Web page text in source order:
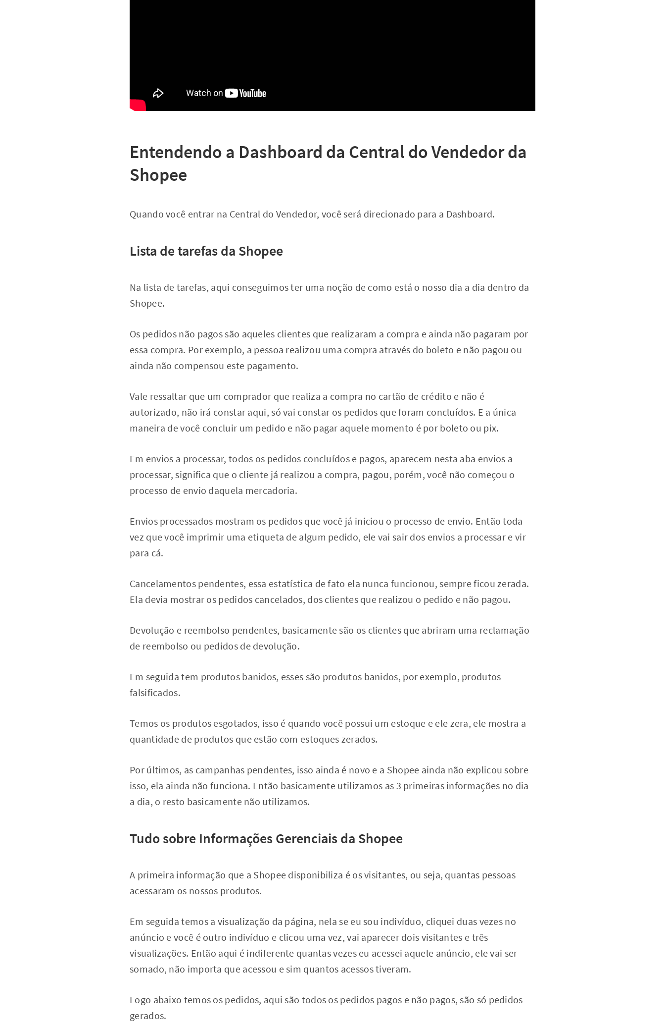
Entendendo a Dashboard da Central do Vendedor da
Shopee
Quando você entrar na Central do Vendedor, você será direcionado para a Dashboard.
Lista de tarefas da Shopee
Na lista de tarefas, aqui conseguimos ter uma noção de como está o nosso dia a dia dentro da
Shopee.
Os pedidos não pagos são aqueles clientes que realizaram a compra e ainda não pagaram por
essa compra. Por exemplo, a pessoa realizou uma compra através do boleto e não pagou ou
ainda não compensou este pagamento.
Vale ressaltar que um comprador que realiza a compra no cartão de crédito e não é
autorizado, não irá constar aqui, só vai constar os pedidos que foram concluídos. E a única
maneira de você concluir um pedido e não pagar aquele momento é por boleto ou pix.
Em envios a processar, todos os pedidos concluídos e pagos, aparecem nesta aba envios a
processar, significa que o cliente já realizou a compra, pagou, porém, você não começou o
processo de envio daquela mercadoria.
Envios processados mostram os pedidos que você já iniciou o processo de envio. Então toda
vez que você imprimir uma etiqueta de algum pedido, ele vai sair dos envios a processar e vir
para cá.
Cancelamentos pendentes, essa estatística de fato ela nunca funcionou, sempre ficou zerada.
Ela devia mostrar os pedidos cancelados, dos clientes que realizou o pedido e não pagou.
Devolução e reembolso pendentes, basicamente são os clientes que abriram uma reclamação
de reembolso ou pedidos de devolução.
Em seguida tem produtos banidos, esses são produtos banidos, por exemplo, produtos
falsificados.
Temos os produtos esgotados, isso é quando você possui um estoque e ele zera, ele mostra a
quantidade de produtos que estão com estoques zerados.
Por últimos, as campanhas pendentes, isso ainda é novo e a Shopee ainda não explicou sobre
isso, ela ainda não funciona. Então basicamente utilizamos as 3 primeiras informações no dia
a dia, o resto basicamente não utilizamos.
Tudo sobre Informações Gerenciais da Shopee
A primeira informação que a Shopee disponibiliza é os visitantes, ou seja, quantas pessoas
acessaram os nossos produtos.
Em seguida temos a visualização da página, nela se eu sou indivíduo, cliquei duas vezes no
anúncio e você é outro indivíduo e clicou uma vez, vai aparecer dois visitantes e três
visualizações. Então aqui é indiferente quantas vezes eu acessei aquele anúncio, ele vai ser
somado, não importa que acessou e sim quantos acessos tiveram.
Logo abaixo temos os pedidos, aqui são todos os pedidos pagos e não pagos, são só pedidos
gerados.